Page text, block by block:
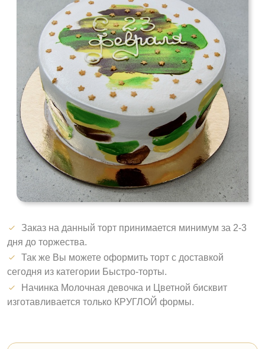
Заказ на данный торт принимается минимум за 2-3
дня до торжества.
Так же Вы можете оформить торт с доставкой
сегодня из категории Быстро-торты.
Начинка Молочная девочка и Цветной бисквит
изготавливается только КРУГЛОЙ формы.